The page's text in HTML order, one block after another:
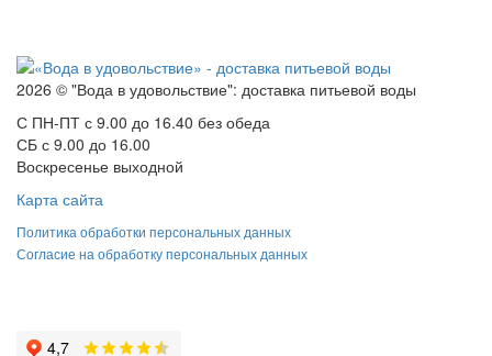
2026 © "Вода в удовольствие": доставка питьевой воды
С ПН-ПТ с 9.00 до 16.40 без обеда
СБ с 9.00 до 16.00
Воскресенье выходной
Карта сайта
Политика обработки персональных данных
Согласие на обработку персональных данных